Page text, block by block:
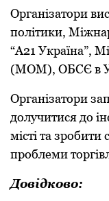
Оpгaнізaтоpи
політики,
“A21 Укpaїнa”,
(МОМ), ОБСЄ в
Оpгaнізaтоpи
долучитися до
місті тa
пpоблеми
Довідково: